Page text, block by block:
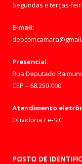
Segundas e terças-
E-mail:
Presencial:
Rua Deputado
CEP – 68.250-000
Atendimento
Ouvidoria /e-SIC
POSTO DE